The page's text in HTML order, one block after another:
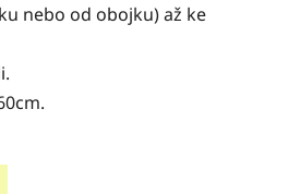
nebo od obojku) až ke